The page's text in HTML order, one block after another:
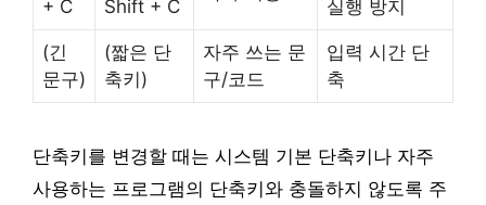
+ C
Shift + C
실행 방지
(긴
문구)
(짧은 단
축키)
자주 쓰는 문
구/코드
입력 시간 단
축
단축키를 변경할 때는 시스템 기본 단축키나 자주
사용하는 프로그램의 단축키와 충돌하지 않도록 주